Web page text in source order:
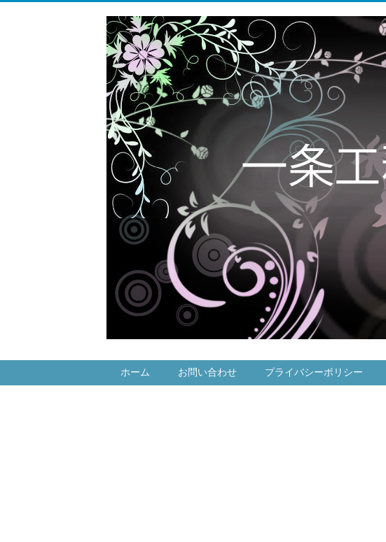
ホーム お問い合わせ プライバシーポリシー